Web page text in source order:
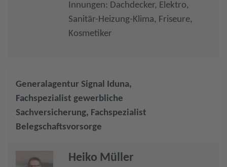
Innungen: Dachdecker, Elektro,
Sanitär-Heizung-Klima, Friseure,
Kosmetiker
Generalagentur Signal Iduna,
Fachspezialist gewerbliche
Sachversicherung, Fachspezialist
Belegschaftsvorsorge
Heiko Müller